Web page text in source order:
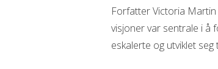
Forfatter Victoria
visjoner var sentrale i å
eskalerte og utviklet seg